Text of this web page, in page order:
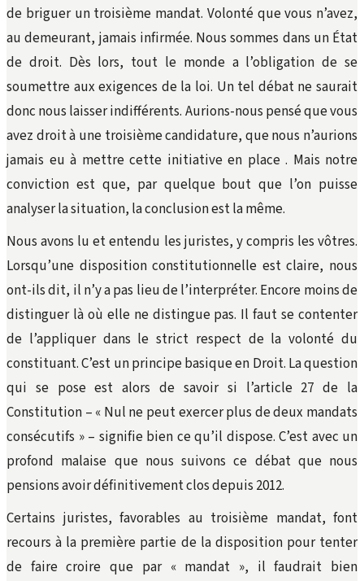
de briguer un troisième mandat. Volonté que vous n’avez,
au demeurant, jamais infirmée. Nous sommes dans un État
de droit. Dès lors, tout le monde a l’obligation de se
soumettre aux exigences de la loi. Un tel débat ne saurait
donc nous laisser indifférents. Aurions-nous pensé que vous
avez droit à une troisième candidature, que nous n’aurions
jamais eu à mettre cette initiative en place . Mais notre
conviction est que, par quelque bout que l’on puisse
analyser la situation, la conclusion est la même.
Nous avons lu et entendu les juristes, y compris les vôtres.
Lorsqu’une disposition constitutionnelle est claire, nous
ont-ils dit, il n’y a pas lieu de l’interpréter. Encore moins de
distinguer là où elle ne distingue pas. Il faut se contenter
de l’appliquer dans le strict respect de la volonté du
constituant. C’est un principe basique en Droit. La question
qui se pose est alors de savoir si l’article 27 de la
Constitution – « Nul ne peut exercer plus de deux mandats
consécutifs » – signifie bien ce qu’il dispose. C’est avec un
profond malaise que nous suivons ce débat que nous
pensions avoir définitivement clos depuis 2012.
Certains juristes, favorables au troisième mandat, font
recours à la première partie de la disposition pour tenter
de faire croire que par « mandat », il faudrait bien